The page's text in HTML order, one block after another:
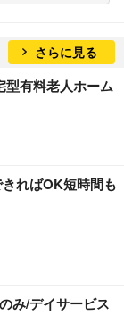
さらに見る
型有料老人ホーム
ればOK短時間も
み/デイサービス